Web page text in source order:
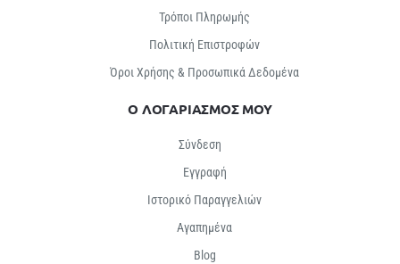
Τρόποι Πληρωμής
Πολιτική Επιστροφών
Όροι Χρήσης & Προσωπικά Δεδομένα
Ο ΛΟΓΑΡΙΑΣΜΟΣ ΜΟΥ
Σύνδεση
Εγγραφή
Ιστορικό Παραγγελιών
Αγαπημένα
Βlog